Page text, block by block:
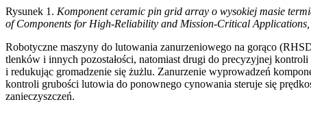
Rysunek 1. Komponent ceramic pin grid array o wysokiej masie
of Components for High-Reliability and Mission-Critical Applications,
Robotyczne maszyny do lutowania zanurzeniowego na gorąco
tlenków i innych pozostałości, natomiast drugi do precyzyjnej
i redukując gromadzenie się żużlu. Zanurzenie wyprowadzeń
kontroli grubości lutowia do ponownego cynowania steruje się
zanieczyszczeń.